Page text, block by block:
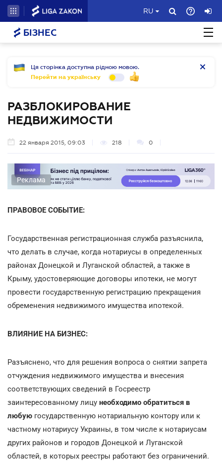
RU
БІЗНЕС
Ця сторінка доступна рідною мовою.
Перейти на українську
РАЗБЛОКИРОВАНИЕ
НЕДВИЖИМОСТИ
22 января 2015, 09:03 218 0
Реклама
ПРАВОВОЕ СОБЫТИЕ:
Государственная регистрационная служба разъяснила,
что делать в случае, когда нотариусы в определенных
районах Донецкой и Луганской областей, а также в
Крыму, удостоверяющие договоры ипотеки, не могут
провести государственную регистрацию прекращения
обременения недвижимого имущества ипотекой.
ВЛИЯНИЕ НА БИЗНЕС:
Разъяснено, что для решения вопроса о снятии запрета
отчуждения недвижимого имущества и внесения
соответствующих сведений в Госреестр
заинтересованному лицу необходимо обратиться в
любую государственную нотариальную контору или к
частному нотариусу Украины, в том числе к нотариусам
других районов и городов Донецкой и Луганской
областей, в которых реестры работают без ограничений.